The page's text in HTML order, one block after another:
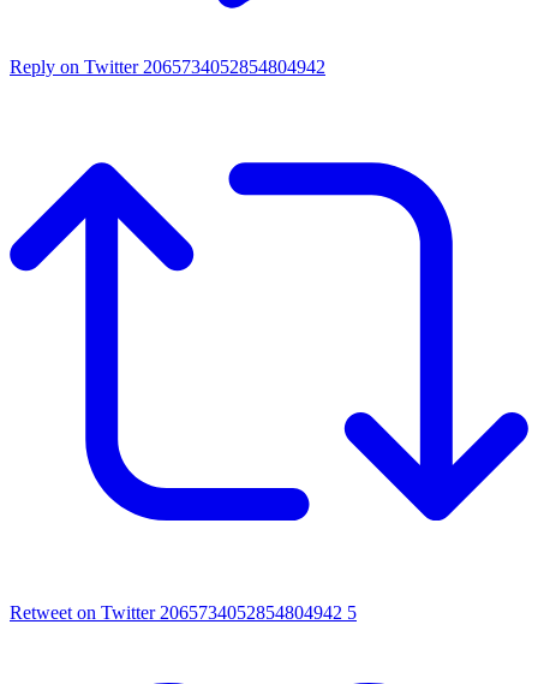
Reply on Twitter 2065734052854804942
Retweet on Twitter 2065734052854804942 5